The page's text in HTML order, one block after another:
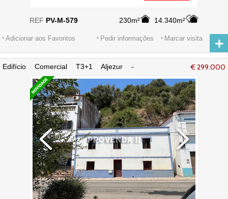
230m² 14.340m²
REF PV-M-579
Adicionar aos Favoritos Marcar visita
Pedir informações
€ 299.000
Edifício Comercial T3+1 Aljezur -
terraço, localização privilegiada